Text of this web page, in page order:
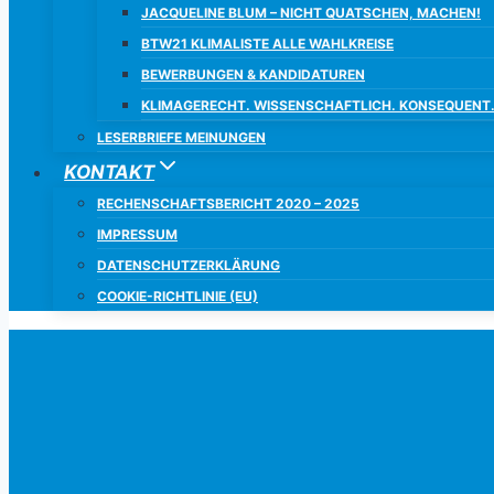
JACQUELINE BLUM – NICHT QUATSCHEN, MACHEN!
BTW21 KLIMALISTE ALLE WAHLKREISE
BEWERBUNGEN & KANDIDATUREN
KLIMAGERECHT. WISSENSCHAFTLICH. KONSEQUENT.
LESERBRIEFE MEINUNGEN
KONTAKT
RECHENSCHAFTSBERICHT 2020 – 2025
IMPRESSUM
DATENSCHUTZERKLÄRUNG
COOKIE-RICHTLINIE (EU)